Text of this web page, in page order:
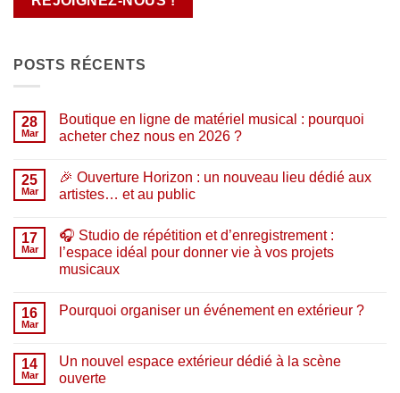
POSTS RÉCENTS
28
Mar
Boutique en ligne de matériel musical : pourquoi
acheter chez nous en 2026 ?
sur
Boutique
en
matériel
musical
pourquoi
nous
en
25
Mar
🎉 Ouverture Horizon : un nouveau lieu dédié aux
artistes… et au public
sur
🎉
Ouverture
Horizon
nouveau
lieu
et
au
public
17
Mar
🎧 Studio de répétition et d’enregistrement :
l’espace idéal pour donner vie à vos projets
musicaux
sur
répétition
et
d’enregistrement
16
Mar
Pourquoi organiser un événement en extérieur ?
Pourquoi
organiser
un
14
Mar
Un nouvel espace extérieur dédié à la scène
ouverte